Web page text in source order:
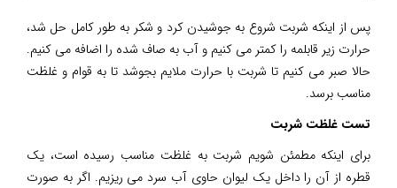
پس از اینکه شربت شروع به جوشیدن کرد و شکر به طور کامل حل شد،
حرارت زیر قابلمه را کمتر می کنیم و آب به صاف شده را اضافه می کنیم.
حالا صبر می کنیم تا شربت با حرارت ملایم بجوشد تا به قوام و غلظت
مناسب برسد.
تست غلظت شربت
برای اینکه مطمئن شویم شربت به غلظت مناسب رسیده است، یک
قطره از آن را داخل یک لیوان حاوی آب سرد می ریزیم. اگر به صورت